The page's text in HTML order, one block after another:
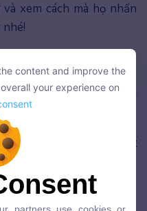
xem cách mà họ nhấn
xứ thông qua các kênh
hoặc kênh Discovery
nhạc US, UK để học
tiếng Anh
tốt nhất
qua truyện
content and improve the
your experience on
content and improve the
your experience on